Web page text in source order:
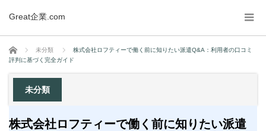
Great企業.com
ホーム 未分類
株式会社ロフティーで働く前に知りたい派遣Q&A：利用者の口コミ
評判に基づく完全ガイド
未分類
株式会社ロフティーで働く前に知りたい派遣